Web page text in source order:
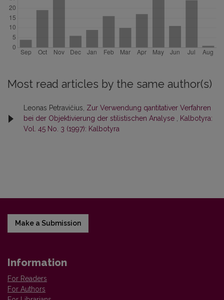
Most read articles by the same author(s)
Leonas Petravičius, Zur Verwendung qantitativer Verfahren
bei der Objektivierung der stilistischen Analyse
Kalbotyra:
Vol. 45 No. 3 (1997): Kalbotyra
Make a Submission
Information
For Readers
For Authors